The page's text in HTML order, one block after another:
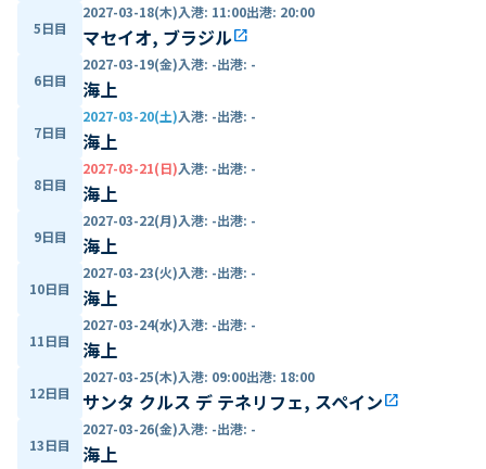
5日目
2027-03-18(木)入港: 11:00出港: 20:00
マセイオ, ブラジルopen_in_new
6日目
2027-03-19(金)入港: -出港: -
海上
7日目
2027-03-20(土)入港: -出港: -
海上
8日目
2027-03-21(日)入港: -出港: -
海上
9日目
2027-03-22(月)入港: -出港: -
海上
10日目
2027-03-23(火)入港: -出港: -
海上
11日目
2027-03-24(水)入港: -出港: -
海上
12日目
2027-03-25(木)入港: 09:00出港: 18:00
サンタ クルス デ テネリフェ, スペインopen_in_new
13日目
2027-03-26(金)入港: -出港: -
海上